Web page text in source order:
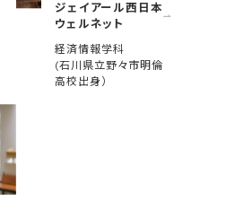
ジェイアール西日本
ウェルネット
経済情報学科
(石川県立野々市明倫
高校出身）